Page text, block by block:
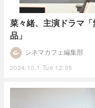
菜々緒、主演ドラマ
品」
2024.10.1 Tue 12:05
シネマカフェ編集部